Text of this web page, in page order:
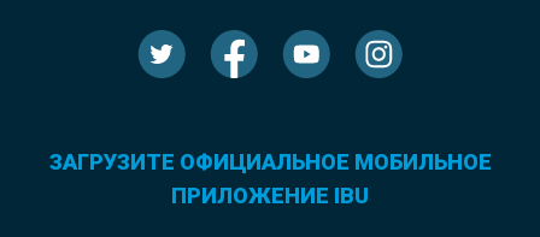
ЗАГРУЗИТЕ ОФИЦИАЛЬНОЕ МОБИЛЬНОЕ
ПРИЛОЖЕНИЕ IBU